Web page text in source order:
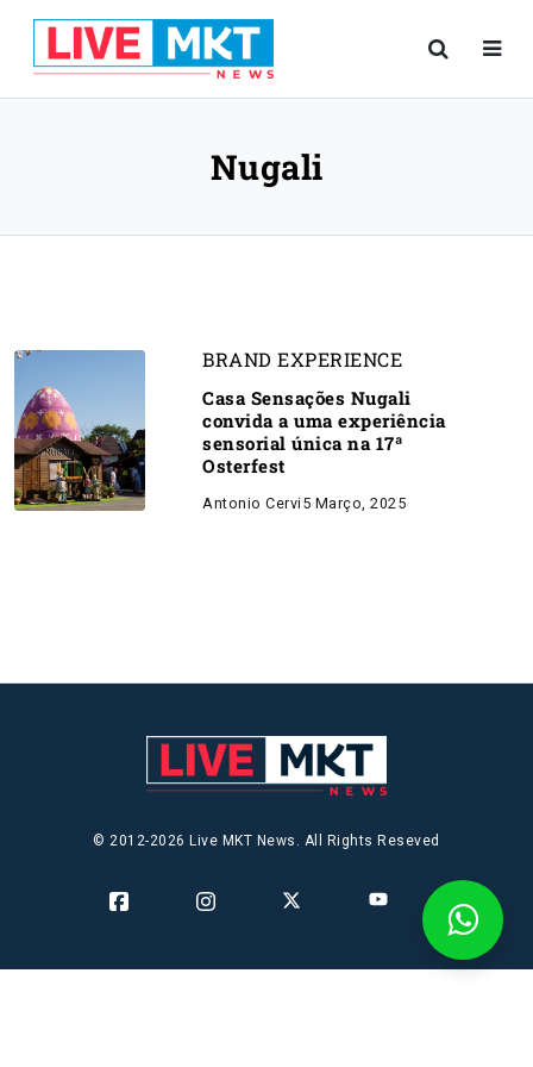
Nugali
BRAND EXPERIENCE
Casa Sensações Nugali
convida a uma experiência
sensorial única na 17ª
Osterfest
Antonio Cervi 5 Março, 2025
© 2012-2026 Live MKT News. All Rights Reseved